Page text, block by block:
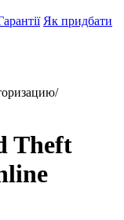
Як придбати
Theft